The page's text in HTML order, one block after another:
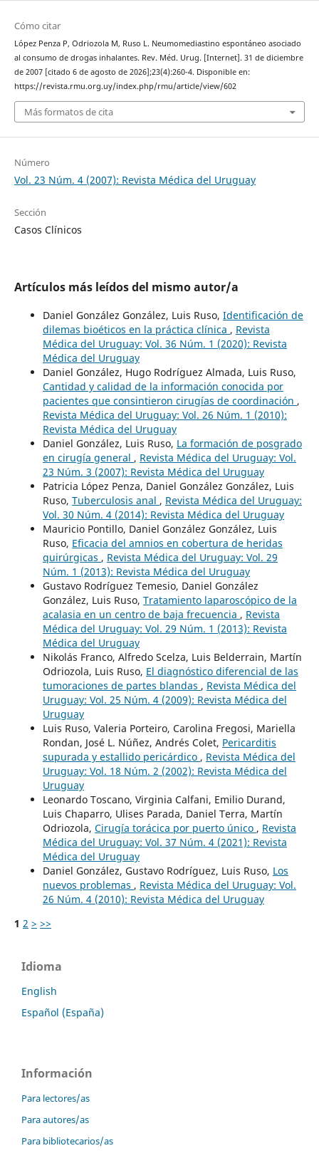
Cómo citar
López Penza P, Odriozola M, Ruso L. Neumomediastino espontáneo asociado
al consumo de drogas inhalantes. Rev. Méd. Urug. [Internet]. 31 de diciembre
de 2007 [citado 6 de agosto de 2026];23(4):260-4. Disponible en:
https://revista.rmu.org.uy/index.php/rmu/article/view/602
Más formatos de cita
Número
Vol. 23 Núm. 4 (2007): Revista Médica del Uruguay
Sección
Casos Clínicos
Artículos más leídos del mismo autor/a
Daniel González González, Luis Ruso, Identificación de
dilemas bioéticos en la práctica clínica , Revista
Médica del Uruguay: Vol. 36 Núm. 1 (2020): Revista
Médica del Uruguay
Daniel González, Hugo Rodríguez Almada, Luis Ruso,
Cantidad y calidad de la información conocida por
pacientes que consintieron cirugías de coordinación ,
Revista Médica del Uruguay: Vol. 26 Núm. 1 (2010):
Revista Médica del Uruguay
Daniel González, Luis Ruso, La formación de posgrado
en cirugía general , Revista Médica del Uruguay: Vol.
23 Núm. 3 (2007): Revista Médica del Uruguay
Patricia López Penza, Daniel González González, Luis
Ruso, Tuberculosis anal , Revista Médica del Uruguay:
Vol. 30 Núm. 4 (2014): Revista Médica del Uruguay
Mauricio Pontillo, Daniel González González, Luis
Ruso, Eficacia del amnios en cobertura de heridas
quirúrgicas , Revista Médica del Uruguay: Vol. 29
Núm. 1 (2013): Revista Médica del Uruguay
Gustavo Rodríguez Temesio, Daniel González
González, Luis Ruso, Tratamiento laparoscópico de la
acalasia en un centro de baja frecuencia , Revista
Médica del Uruguay: Vol. 29 Núm. 1 (2013): Revista
Médica del Uruguay
Nikolás Franco, Alfredo Scelza, Luis Belderrain, Martín
Odriozola, Luis Ruso, El diagnóstico diferencial de las
tumoraciones de partes blandas , Revista Médica del
Uruguay: Vol. 25 Núm. 4 (2009): Revista Médica del
Uruguay
Luis Ruso, Valeria Porteiro, Carolina Fregosi, Mariella
Rondan, José L. Núñez, Andrés Colet, Pericarditis
supurada y estallido pericárdico , Revista Médica del
Uruguay: Vol. 18 Núm. 2 (2002): Revista Médica del
Uruguay
Leonardo Toscano, Virginia Calfani, Emilio Durand,
Luis Chaparro, Ulises Parada, Daniel Terra, Martín
Odriozola, Cirugía torácica por puerto único , Revista
Médica del Uruguay: Vol. 37 Núm. 4 (2021): Revista
Médica del Uruguay
Daniel González, Gustavo Rodríguez, Luis Ruso, Los
nuevos problemas , Revista Médica del Uruguay: Vol.
26 Núm. 4 (2010): Revista Médica del Uruguay
1 2 > >>
Idioma
English
Español (España)
Información
Para lectores/as
Para autores/as
Para bibliotecarios/as